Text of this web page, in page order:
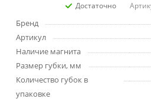
Достаточно
Бренд
Артикул
Наличие магнита
Размер губки, мм
Количество губок в
упаковке